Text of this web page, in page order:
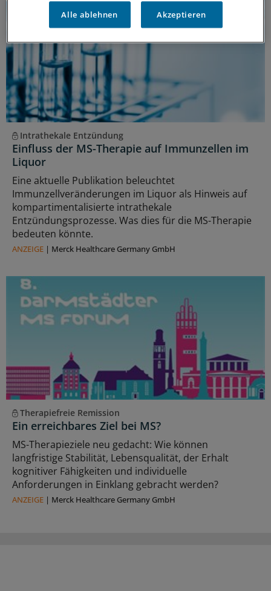
Intrathekale Entzündung
Einfluss der MS-Therapie auf Immunzellen im
Liquor
Eine aktuelle Publikation beleuchtet
Immunzellveränderungen im Liquor als Hinweis auf
kompartimentalisierte intrathekale
Entzündungsprozesse. Was dies für die MS-Therapie
bedeuten könnte.
ANZEIGE | Merck Healthcare Germany GmbH
Therapiefreie Remission
Ein erreichbares Ziel bei MS?
MS-Therapieziele neu gedacht: Wie können
langfristige Stabilität, Lebensqualität, der Erhalt
kognitiver Fähigkeiten und individuelle
Anforderungen in Einklang gebracht werden?
ANZEIGE | Merck Healthcare Germany GmbH
Alle ablehnen Akzeptieren